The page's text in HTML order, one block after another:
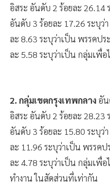
1. กลุ่มเขตกรุงเทพเหนือ อั
อิสระ อันดับ 2 ร้อยละ 26.14
อันดับ 3 ร้อยละ 17.26 ระบุว่
ละ 8.63 ระบุว่าเป็น พรรคปร
2. กลุ่มเขตกรุงเทพกลางอัน
อิสระ อันดับ 2 ร้อยละ 28.23
อันดับ 3 ร้อยละ 15.80 ระบุว่
ละ 11.96 ระบุว่าเป็น พรรคป
ละ 4.78 ระบุว่าเป็น กลุ่มเพื่อ